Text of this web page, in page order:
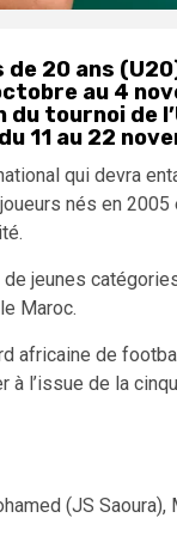
20 ans
au 4
du tournoi de
11 au 22
qui devra
nés en
jeunes
Maroc.
africaine de
à l’issue de la
(JS